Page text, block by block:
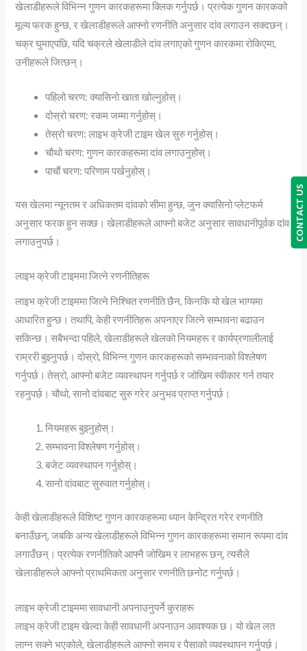
खेलाडीहरूले विभिन्न गुणन कारकहरूमा क्लिक गर्नुपर्छ। प्रत्येक गुणन कारकको
मूल्य फरक हुन्छ, र खेलाडीहरूले आफ्नो रणनीति अनुसार दांव लगाउन सक्दछन्।
चक्र घुमाएपछि, यदि चक्रले खेलाडीले दांव लगाएको गुणन कारकमा रोकिएमा,
उनीहरूले जित्छन्।
पहिलो चरण: क्यासिनो खाता खोल्नुहोस्।
दोस्रो चरण: रकम जम्मा गर्नुहोस्।
तेस्रो चरण: लाइभ क्रेजी टाइम खेल सुरु गर्नुहोस्।
चौथो चरण: गुणन कारकहरूमा दांव लगाउनुहोस्।
पाचौं चरण: परिणाम पर्खनुहोस्।
यस खेलमा न्यूनतम र अधिकतम दांवको सीमा हुन्छ, जुन क्यासिनो प्लेटफर्म
अनुसार फरक हुन सक्छ। खेलाडीहरूले आफ्नो बजेट अनुसार सावधानीपूर्वक दांव
लगाउनुपर्छ।
लाइभ क्रेजी टाइममा जित्ने रणनीतिहरू
लाइभ क्रेजी टाइममा जित्ने निश्चित रणनीति छैन, किनकि यो खेल भाग्यमा
आधारित हुन्छ। तथापि, केही रणनीतिहरू अपनाएर जित्ने सम्भावना बढाउन
सकिन्छ। सबैभन्दा पहिले, खेलाडीहरूले खेलको नियमहरू र कार्यप्रणालीलाई
राम्ररी बुझ्नुपर्छ। दोस्रो, विभिन्न गुणन कारकहरूको सम्भावनाको विश्लेषण
गर्नुपर्छ। तेस्रो, आफ्नो बजेट व्यवस्थापन गर्नुपर्छ र जोखिम स्वीकार गर्न तयार
रहनुपर्छ। चौथो, सानो दांवबाट सुरु गरेर अनुभव प्राप्त गर्नुपर्छ।
नियमहरू बुझ्नुहोस्।
सम्भावना विश्लेषण गर्नुहोस्।
बजेट व्यवस्थापन गर्नुहोस्।
सानो दांवबाट सुरुवात गर्नुहोस्।
केही खेलाडीहरूले विशिष्ट गुणन कारकहरूमा ध्यान केन्द्रित गरेर रणनीति
बनाउँछन्, जबकि अन्य खेलाडीहरूले विभिन्न गुणन कारकहरूमा समान रूपमा दांव
लगाउँछन्। प्रत्येक रणनीतिको आफ्नै जोखिम र लाभहरू छन्, त्यसैले
खेलाडीहरूले आफ्नो प्राथमिकता अनुसार रणनीति छनोट गर्नुपर्छ।
लाइभ क्रेजी टाइममा सावधानी अपनाउनुपर्ने कुराहरू
लाइभ क्रेजी टाइम खेल्दा केही सावधानी अपनाउन आवश्यक छ। यो खेल लत
लाग्न सक्ने भएकोले, खेलाडीहरूले आफ्नो समय र पैसाको व्यवस्थापन गर्नुपर्छ।
CONTACT US